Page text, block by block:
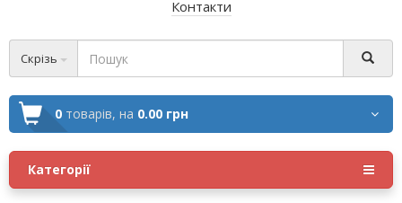
Контакти
Скрізь
0 товарів, на 0.00 грн
Категорії